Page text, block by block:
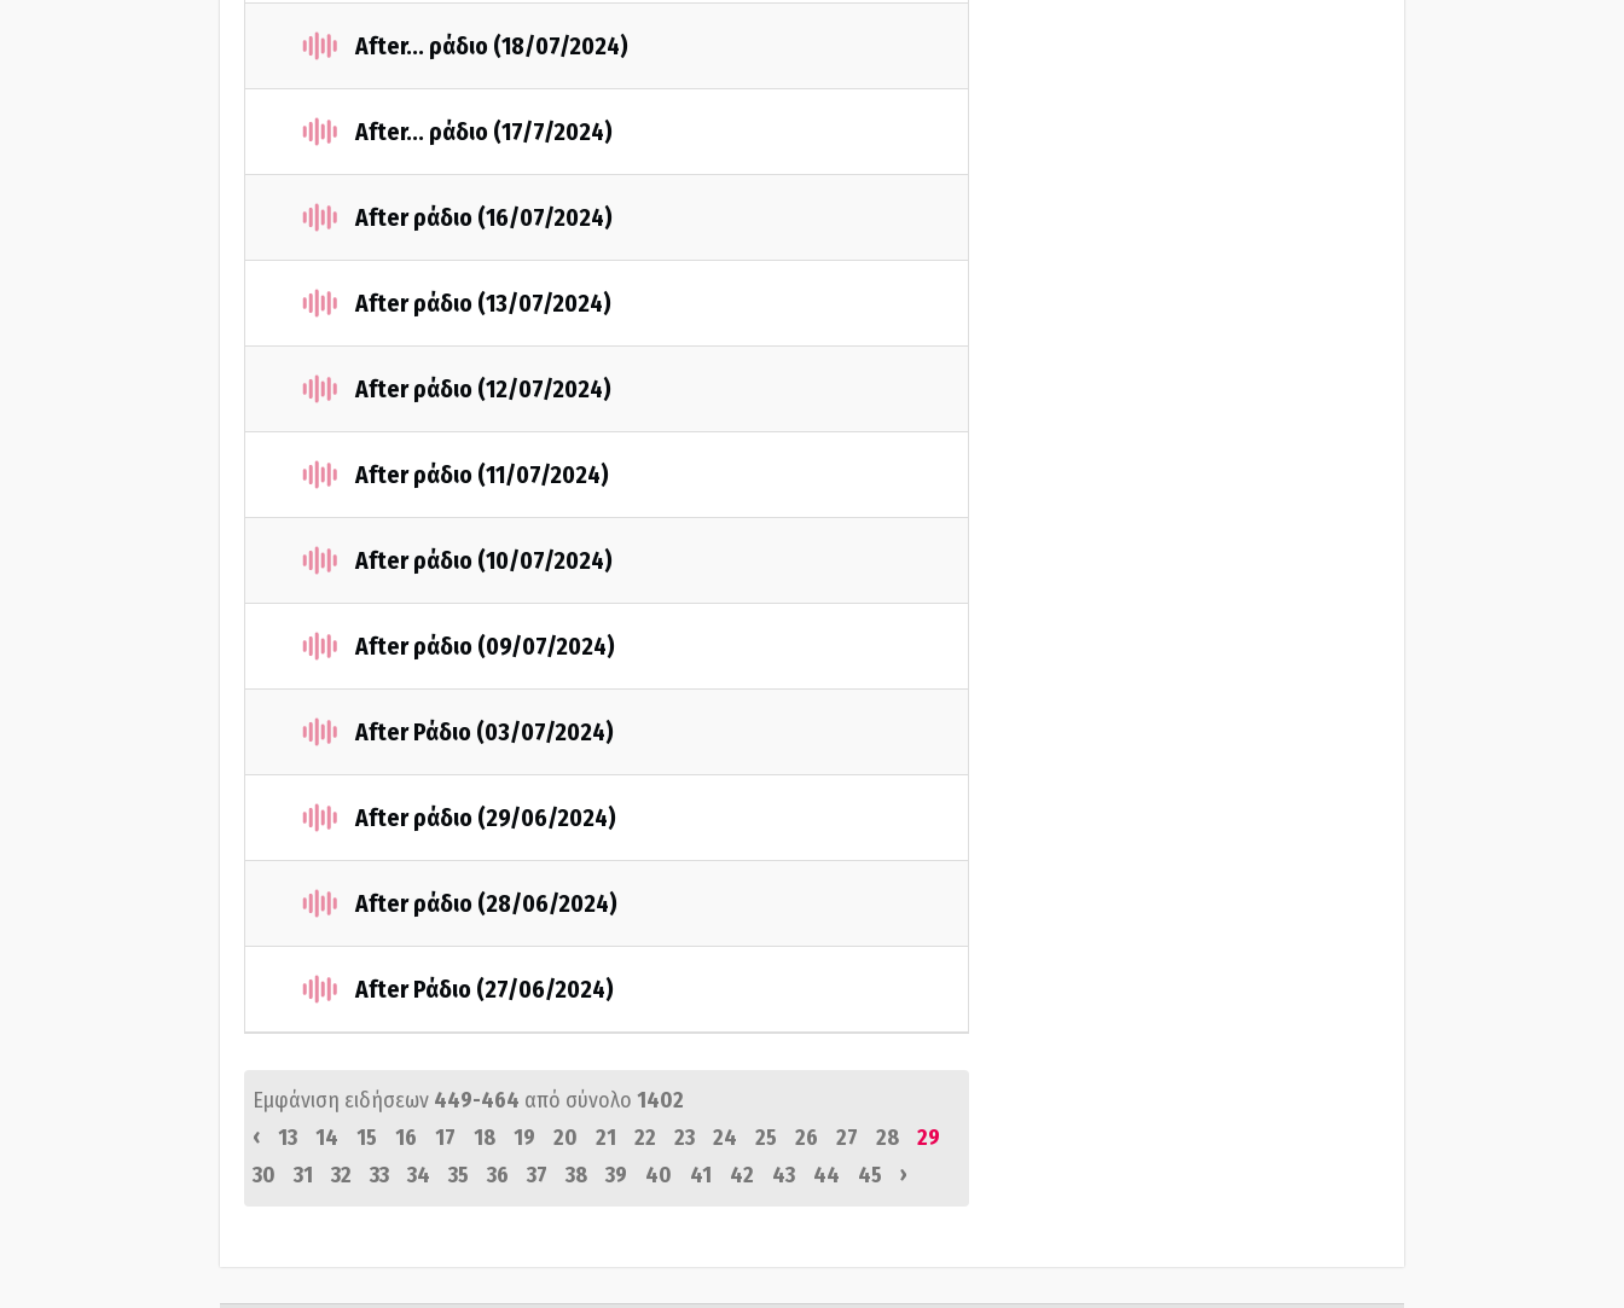
After... ράδιο (18/07/2024)
After... ράδιο (17/7/2024)
After ράδιο (16/07/2024)
After ράδιο (13/07/2024)
After ράδιο (12/07/2024)
After ράδιο (11/07/2024)
After ράδιο (10/07/2024)
After ράδιο (09/07/2024)
After Ράδιο (03/07/2024)
After ράδιο (29/06/2024)
After ράδιο (28/06/2024)
After Ράδιο (27/06/2024)
Εμφάνιση ειδήσεων 449-464 από σύνολο 1402
‹
13 14 15 16 17 18 19 20 21 22 23 24 25 26 27 28
29
30
31 32 33 34 35 36 37 38 39 40 41 42 43 44 45 ›